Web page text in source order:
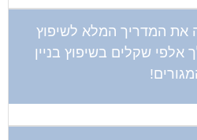
את המדריך המלא לשיפוץ
אלפי שקלים בשיפוץ בניין